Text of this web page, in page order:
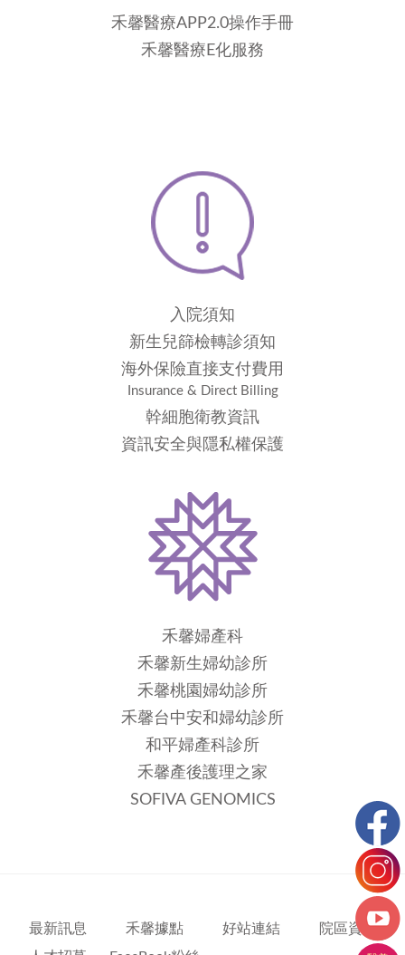
禾馨醫療APP2.0操作手冊
禾馨醫療E化服務
入院須知
新生兒篩檢轉診須知
海外保險直接支付費用
Insurance & Direct Billing
幹細胞衛教資訊
資訊安全與隱私權保護
禾馨婦產科
禾馨新生婦幼診所
禾馨桃園婦幼診所
禾馨台中安和婦幼診所
和平婦產科診所
禾馨產後護理之家
SOFIVA GENOMICS
最新訊息 禾馨據點 好站連結
院區資訊